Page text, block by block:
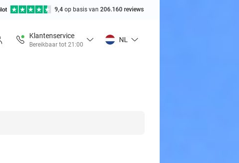
9,4 op basis van 206.160 reviews
Klantenservice
Bereikbaar tot 21:00
NL